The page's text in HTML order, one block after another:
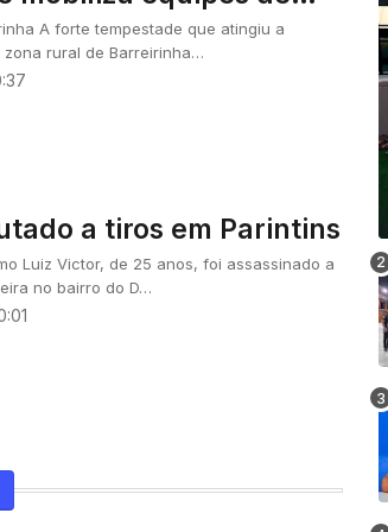
A forte tempestade que atingiu a
rural de Barreirinha…
a tiros em Parintins
Luiz Victor, de 25 anos, foi assassinado a
no bairro do D…